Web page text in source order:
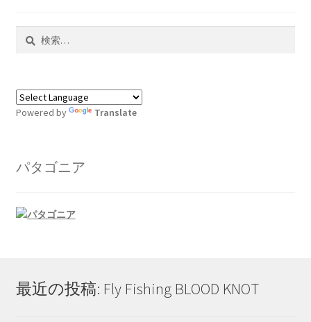
Powered by Translate
パタゴニア
最近の投稿: Fly Fishing BLOOD KNOT